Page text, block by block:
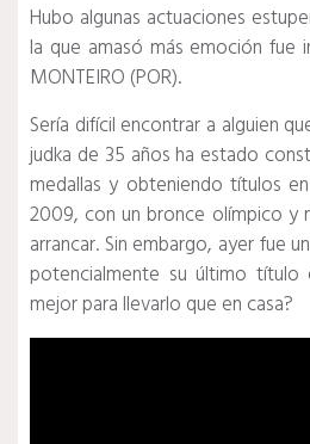
Hubo algunas actuaciones
la que amasó más emoción fue
MONTEIRO (POR).
Sería difícil encontrar a alguien
judka de 35 años ha estado
medallas y obteniendo títulos
2009, con un bronce olímpico y
arrancar. Sin embargo, ayer fue
potencialmente su último
mejor para llevarlo que en casa?